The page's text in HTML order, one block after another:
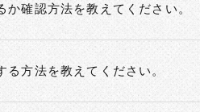
確認方法を教えてください。
る方法を教えてください。